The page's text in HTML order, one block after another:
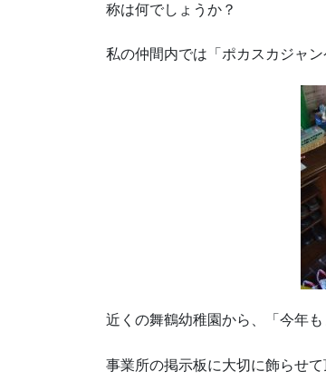
称は何でしょうか？
私の仲間内では「ポカスカジャ
近くの舞鶴幼稚園から、「今年
事業所の掲示板に大切に飾らせて